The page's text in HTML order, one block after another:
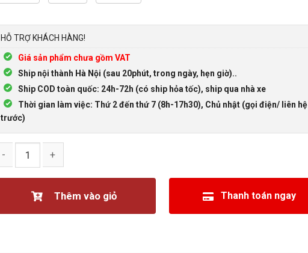
HỖ TRỢ KHÁCH HÀNG!
Giá sản phẩm chưa gồm VAT
Ship nội thành Hà Nội (sau 20phút, trong ngày, hẹn giờ)..
Ship COD toàn quốc: 24h-72h (có ship hỏa tốc), ship qua nhà xe
Thời gian làm việc: Thứ 2 đến thứ 7 (8h-17h30), Chủ nhật (gọi điện/ liên hệ
trước)
Thêm vào giỏ Thanh toán ngay